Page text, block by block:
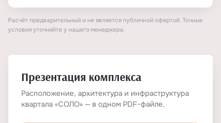
Расчёт предварительный и не является публичной офертой. Точные
условия уточняйте у нашего менеджера.
Презентация комплекса
Расположение, архитектура и инфраструктура
квартала «СОЛО» — в одном PDF-файле.